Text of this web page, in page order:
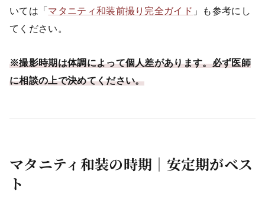
いては「 マタニティ和装前撮り完全ガイド 」も参考にし
てください。
※撮影時期は体調によって個人差があります。必ず医師
に相談の上で決めてください。
マタニティ和装の時期｜安定期がベス
ト